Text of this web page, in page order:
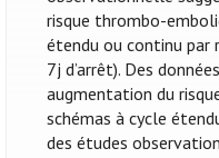
risque thrombo-
étendu ou continu par
7j d’arrêt). Des
augmentation du
schémas à cycle
des études